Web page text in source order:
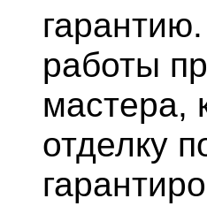
гарантию.
работы
мастера,
отделку